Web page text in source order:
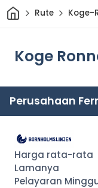
Rumah
Rute Koge-
Koge
Perusahaan